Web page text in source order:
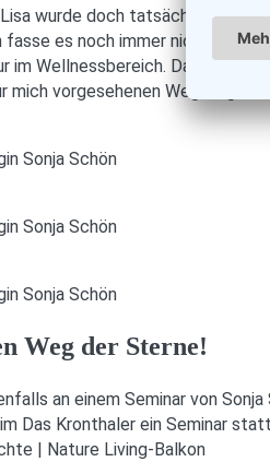
wurde doch tatsächlich dazu
es noch immer nicht. Die
im Wellnessbereich. Das
vorgesehenen Weg folge.
Sonja Schön
Sonja Schön
Sonja Schön
Weg der Sterne!
an einem Seminar von Sonja
Das Kronthaler ein Seminar
| Nature Living-Balkon